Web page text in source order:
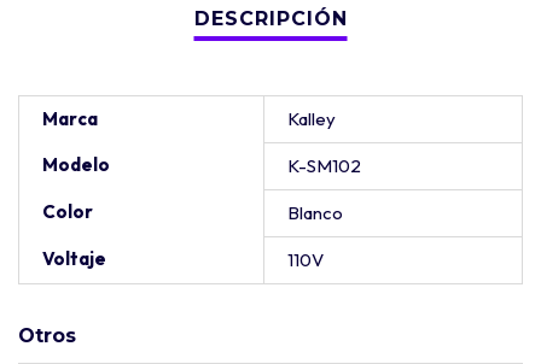
Marca
Kalley
Modelo
K-SM102
Color
Blanco
Voltaje
110V
Otros